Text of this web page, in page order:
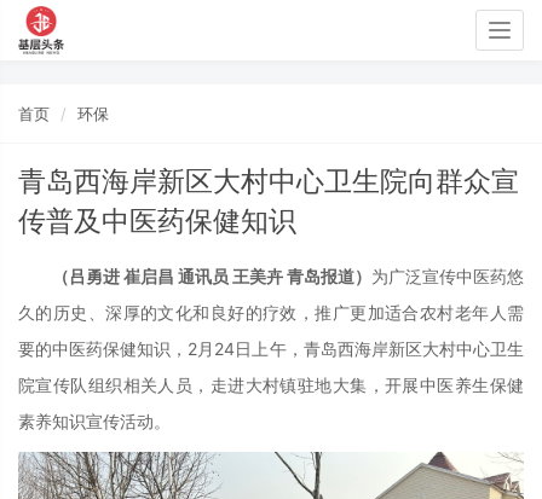
首页 环保
青岛西海岸新区大村中心卫生院向群众宣
传普及中医药保健知识
（吕勇进崔启昌 通讯员 王美卉青岛报道） 为广泛宣传中医药悠
久的历史、深厚的文化和良好的疗效，推广更加适合农村老年人需
要的中医药保健知识， 2月24日上午，青岛西海岸新区大村中心卫生
院宣传队组织相关人员，走进大村镇驻地大集，开展中医养生保健
素养知识宣传活动。